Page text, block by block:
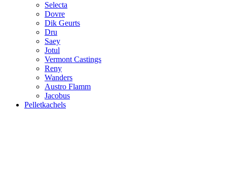
Selecta
Dovre
Dik Geurts
Dru
Saey
Jotul
Vermont Castings
Reny
Wanders
Austro Flamm
Jacobus
Pelletkachels